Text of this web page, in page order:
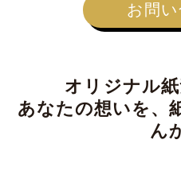
お問
オリジナル
あなたの想いを、
ん